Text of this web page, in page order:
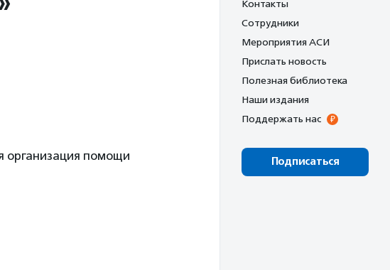
организация помощи
Контакты
Сотрудники
Мероприятия АСИ
Прислать новость
Полезная библиотека
Наши издания
Поддержать нас
Подписаться